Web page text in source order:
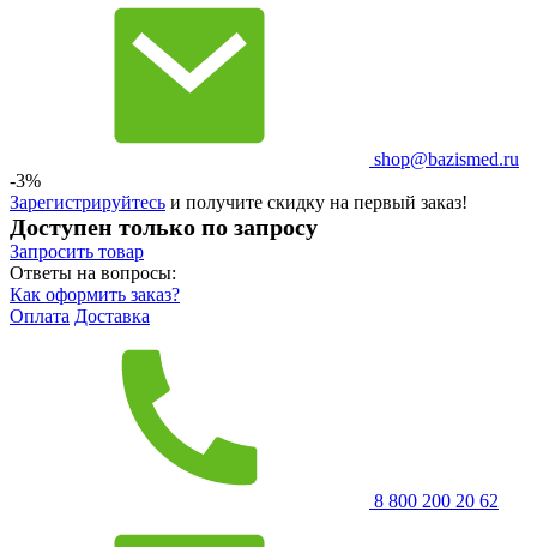
shop@bazismed.ru
-3%
Зарегистрируйтесь и получите скидку на первый заказ!
Доступен только по запросу
Запросить товар
Ответы на вопросы:
Как оформить заказ?
Оплата Доставка
8 800 200 20 62